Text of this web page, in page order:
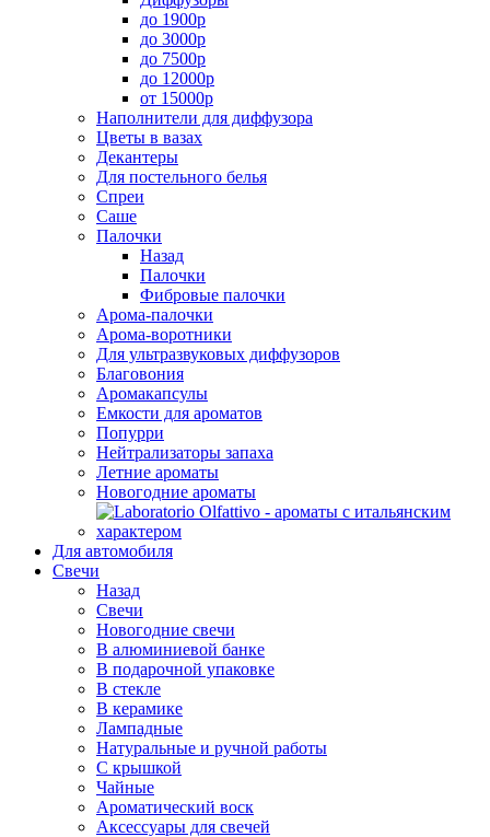
до 1900р
до 3000р
до 7500р
до 12000р
от 15000р
Наполнители для диффузора
Цветы в вазах
Декантеры
Для постельного белья
Спреи
Саше
Палочки
Назад
Палочки
Фибровые палочки
Арома-палочки
Арома-воротники
Для ультразвуковых диффузоров
Благовония
Аромакапсулы
Емкости для ароматов
Попурри
Нейтрализаторы запаха
Летние ароматы
Новогодние ароматы
Для автомобиля
Свечи
Назад
Свечи
Новогодние свечи
В алюминиевой банке
В подарочной упаковке
В стекле
В керамике
Лампадные
Натуральные и ручной работы
С крышкой
Чайные
Ароматический воск
Аксессуары для свечей